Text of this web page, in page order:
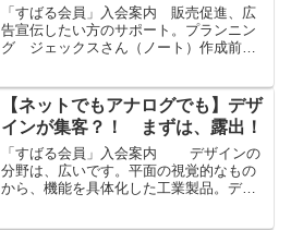
「すばる会員」入会案内 販売促進、広
告宣伝したい方のサポート。プランニン
グ ジェックスさん（ノート）作成前に
か？」 パートナー、賛同者のことでし
た。 運営者、社長の技...
【ネットでもアナログでも】デザ
インが集客？！ まずは、露出！
「すばる会員」入会案内 デザインの
分野は、広いです。平面の視覚的なもの
から、機能を具体化した工業製品。デザ